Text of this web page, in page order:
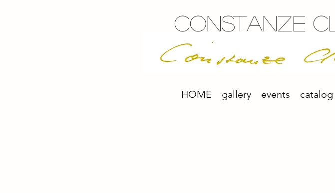
Constanze
HOME gallery events catalog